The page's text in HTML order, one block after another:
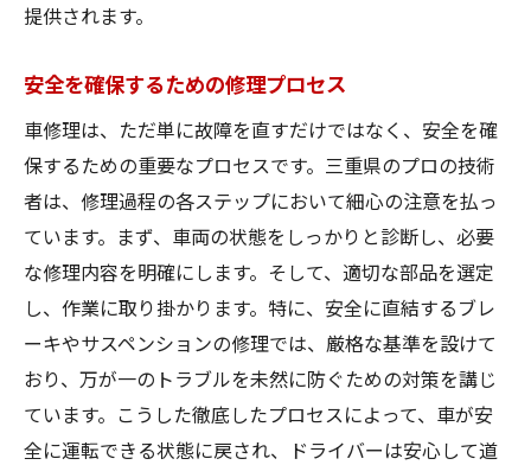
提供されます。
安全を確保するための修理プロセス
車修理は、ただ単に故障を直すだけではなく、安全を確
保するための重要なプロセスです。三重県のプロの技術
者は、修理過程の各ステップにおいて細心の注意を払っ
ています。まず、車両の状態をしっかりと診断し、必要
な修理内容を明確にします。そして、適切な部品を選定
し、作業に取り掛かります。特に、安全に直結するブレ
ーキやサスペンションの修理では、厳格な基準を設けて
おり、万が一のトラブルを未然に防ぐための対策を講じ
ています。こうした徹底したプロセスによって、車が安
全に運転できる状態に戻され、ドライバーは安心して道